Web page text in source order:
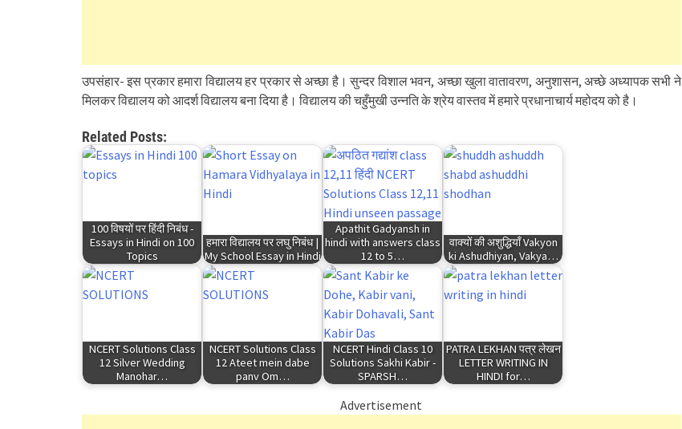
उपसंहार- इस प्रकार हमारा विद्यालय हर प्रकार से अच्छा है। सुन्दर विशाल भवन, अच्छा खुला वातावरण, अनुशासन, अच्छे अध्यापक सभी ने
मिलकर विद्यालय को आदर्श विद्यालय बना दिया है। विद्यालय की चहुँमुखी उन्नति के श्रेय वास्तव में हमारे प्रधानाचार्य महोदय को है।
Related Posts:
100 विषयों पर हिंदी निबंध -
Essays in Hindi on 100
Topics
हमारा विद्यालय पर लघु निबंध |
My School Essay in Hindi
Apathit Gadyansh in
hindi with answers class
12 to 5…
वाक्यों की अशुद्धियाँ Vakyon
ki Ashudhiyan, Vakya…
NCERT Solutions Class
12 Silver Wedding
Manohar…
NCERT Solutions Class
12 Ateet mein dabe
panv Om…
NCERT Hindi Class 10
Solutions Sakhi Kabir -
SPARSH…
PATRA LEKHAN पत्र लेखन
LETTER WRITING IN
HINDI for…
Advertisement